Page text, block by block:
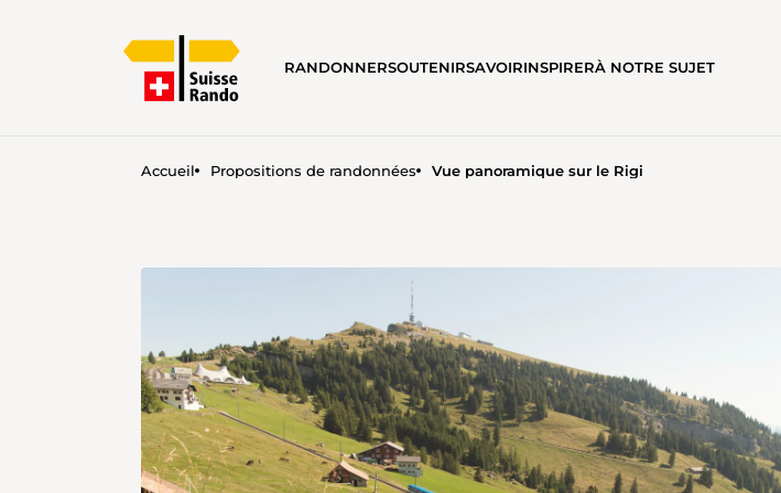
RANDONNERSOUTENIRSAVOIRINSPIRERÀ NOTRE SUJET
Accueil Propositions de randonnées Vue panoramique sur le Rigi